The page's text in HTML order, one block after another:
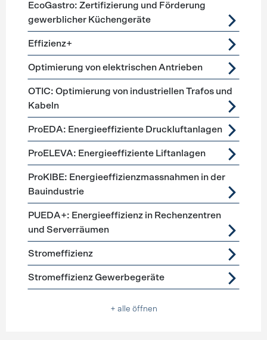
EcoGastro: Zertifizierung und Förderung
gewerblicher Küchengeräte
Effizienz+
Optimierung von elektrischen Antrieben
OTIC: Optimierung von industriellen Trafos und
Kabeln
ProEDA: Energieeffiziente Druckluftanlagen
ProELEVA: Energieeffiziente Liftanlagen
ProKIBE: Energieeffizienzmassnahmen in der
Bauindustrie
PUEDA+: Energieeffizienz in Rechenzentren
und Serverräumen
Stromeffizienz
Stromeffizienz Gewerbegeräte
+ alle öffnen